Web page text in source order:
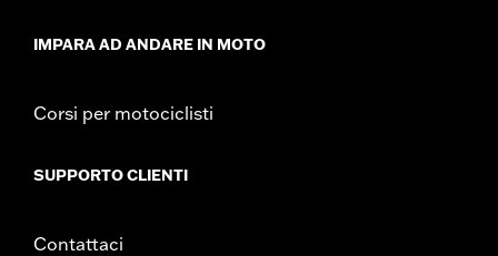
IMPARA AD ANDARE IN MOTO
Corsi per motociclisti
SUPPORTO CLIENTI
Contattaci